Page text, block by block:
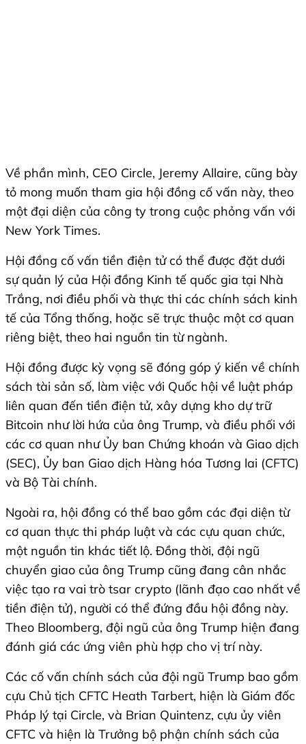
Về phần mình, CEO Circle, Jeremy Allaire, cũng bày
tỏ mong muốn tham gia hội đồng cố vấn này, theo
một đại diện của công ty trong cuộc phỏng vấn với
New York Times.
Hội đồng cố vấn tiền điện tử có thể được đặt dưới
sự quản lý của Hội đồng Kinh tế quốc gia tại Nhà
Trắng, nơi điều phối và thực thi các chính sách kinh
tế của Tổng thống, hoặc sẽ trực thuộc một cơ quan
riêng biệt, theo hai nguồn tin từ ngành.
Hội đồng được kỳ vọng sẽ đóng góp ý kiến về chính
sách tài sản số, làm việc với Quốc hội về luật pháp
liên quan đến tiền điện tử, xây dựng kho dự trữ
Bitcoin như lời hứa của ông Trump, và điều phối với
các cơ quan như Ủy ban Chứng khoán và Giao dịch
(SEC), Ủy ban Giao dịch Hàng hóa Tương lai (CFTC)
và Bộ Tài chính.
Ngoài ra, hội đồng có thể bao gồm các đại diện từ
cơ quan thực thi pháp luật và các cựu quan chức,
một nguồn tin khác tiết lộ. Đồng thời, đội ngũ
chuyển giao của ông Trump cũng đang cân nhắc
việc tạo ra vai trò tsar crypto (lãnh đạo cao nhất về
tiền điện tử), người có thể đứng đầu hội đồng này.
Theo Bloomberg, đội ngũ của ông Trump hiện đang
đánh giá các ứng viên phù hợp cho vị trí này.
Các cố vấn chính sách của đội ngũ Trump bao gồm
cựu Chủ tịch CFTC Heath Tarbert, hiện là Giám đốc
Pháp lý tại Circle, và Brian Quintenz, cựu ủy viên
CFTC và hiện là Trưởng bộ phận chính sách của